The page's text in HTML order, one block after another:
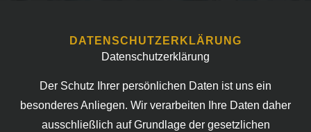
DATENSCHUTZERKLÄRUNG
Datenschutzerklärung
Der Schutz Ihrer persönlichen Daten ist uns ein
besonderes Anliegen. Wir verarbeiten Ihre Daten daher
ausschließlich auf Grundlage der gesetzlichen